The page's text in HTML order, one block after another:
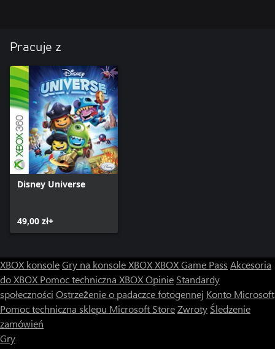
Pracuje z
Disney Universe
49,00 zł+
XBOX konsoleGry na konsole XBOXXBOX Game Pass Akcesoria
do XBOX Pomoc techniczna XBOXOpinie Standardy
społeczności Ostrzeżenie o padaczce fotogennej Konto Microsoft
Pomoc techniczna sklepu Microsoft StoreZwroty Śledzenie
zamówień
Gry